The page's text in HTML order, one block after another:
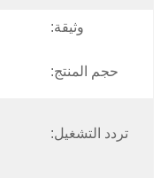
وثيقة:
حجم المنتج:
تردد التشغيل: